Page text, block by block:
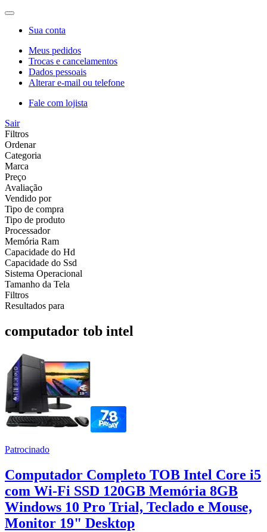
Sua conta
Meus pedidos
Trocas e cancelamentos
Dados pessoais
Alterar e-mail ou telefone
Fale com lojista
Sair
Filtros
Ordenar
Categoria
Marca
Preço
Avaliação
Vendido por
Tipo de compra
Tipo de produto
Processador
Memória Ram
Capacidade do Hd
Capacidade do Ssd
Sistema Operacional
Tamanho da Tela
Filtros
Resultados para
computador tob intel
Patrocinado
Computador Completo TOB Intel Core i5
com Wi-Fi SSD 120GB Memória 8GB
Windows 10 Pro Trial, Teclado e Mouse,
Monitor 19" Desktop